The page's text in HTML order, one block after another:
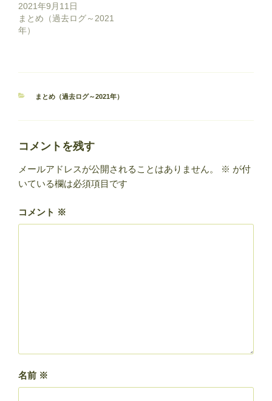
2021年9月11日
まとめ（過去ログ～2021
年）
カ
まとめ（過去ログ～2021年）
コメントを残す
メールアドレスが公開されることはありません。 ※ が付
いている欄は必須項目です
コメント ※
名前 ※